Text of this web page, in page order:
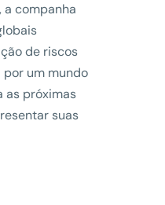
a companha
de riscos
um mundo
as próximas
suas